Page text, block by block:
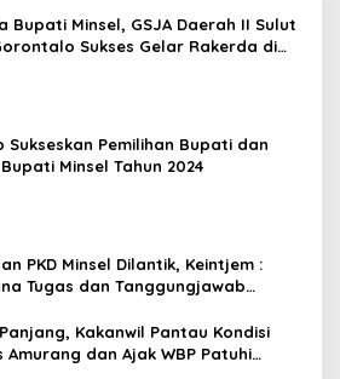
Bupati Minsel, GSJA Daerah II Sulut
Sukses Gelar Rakerda di
Sukseskan Pemilihan Bupati dan
Minsel Tahun 2024
PKD Minsel Dilantik, Keintjem :
Tugas dan Tanggungjawab
Kakanwil Pantau Kondisi
Amurang dan Ajak WBP Patuhi